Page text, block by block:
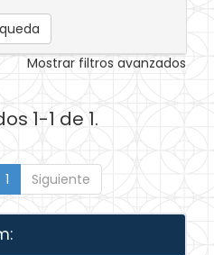
Mostrar filtros avanzados
1-1 de 1.
1 Siguiente